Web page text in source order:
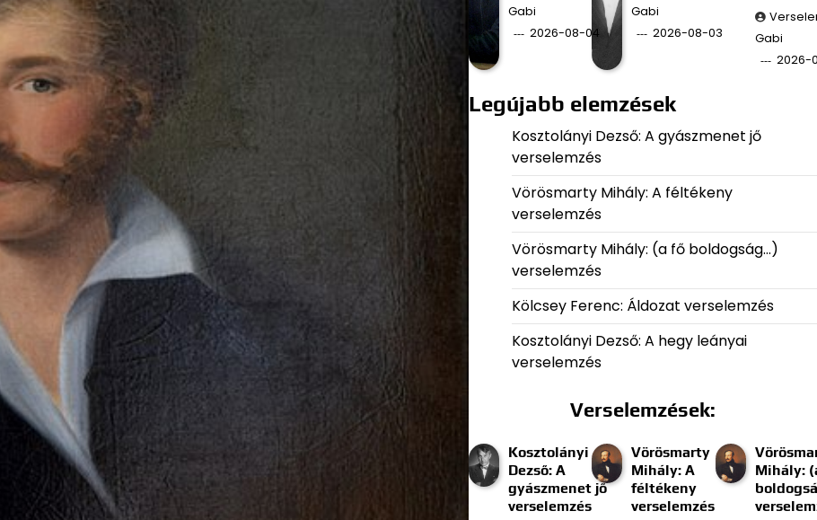
Gabi
2026-08-04
Gabi
2026-08-03
Gabi
2026-
Legújabb elemzések
Kosztolányi Dezső: A gyászmenet jő
verselemzés
Vörösmarty Mihály: A féltékeny
verselemzés
Vörösmarty Mihály: (a fő boldogság…)
verselemzés
Kölcsey Ferenc: Áldozat verselemzés
Kosztolányi Dezső: A hegy leányai
verselemzés
Verselemzések:
Kosztolányi
Dezső: A
gyászmenet jő
verselemzés
Vörösmarty
Mihály: A
féltékeny
verselemzés
Mihály: